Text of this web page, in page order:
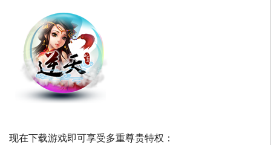
现在下载游戏即可享受多重尊贵特权：